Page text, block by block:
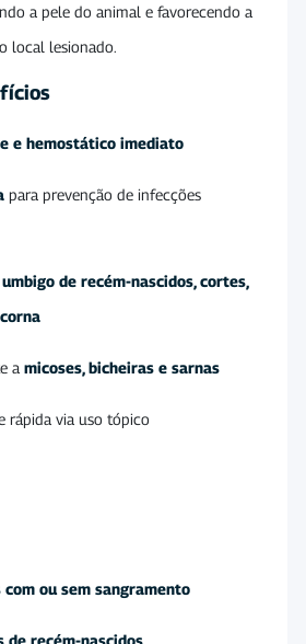
a pele do animal e favorecendo a
local lesionado.
e hemostático imediato
para prevenção de infecções
umbigo de recém-nascidos, cortes,
a micoses, bicheiras e sarnas
rápida via uso tópico
ou sem sangramento
de recém-nascidos